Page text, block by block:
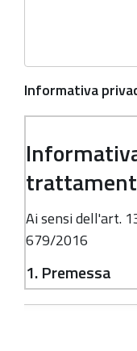
Informativa
Ai sensi dell'art.
679/2016
1. Premessa
Ai sensi dell'art.
679/2016, la